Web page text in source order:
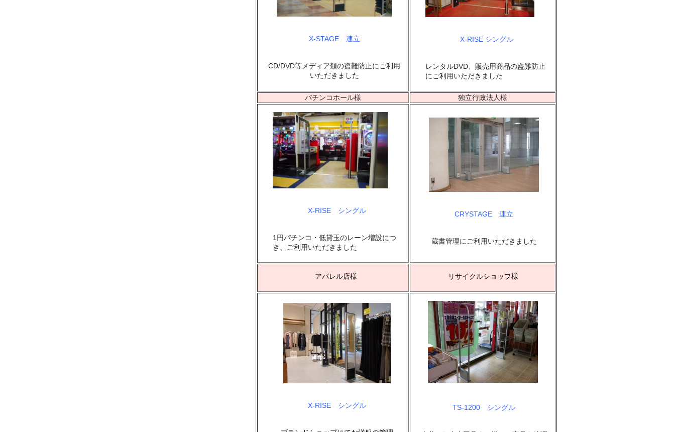
X-STAGE 連立
CD/DVD等メディア類の盗難防止にご利用
いただきました
X-RISE シングル
レンタルDVD、販売用商品の盗難防止
にご利用いただきました
パチンコホール様 独立行政法人様
X-RISE シングル
1円パチンコ・低貸玉のレーン増設につ
き、ご利用いただきました
CRYSTAGE 連立
蔵書管理にご利用いただきました
アパレル店様 リサイクルショップ様
X-RISE シングル TS-1200 シングル